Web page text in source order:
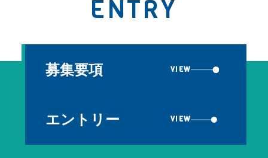
ENTRY
募集要項 VIEW
エントリー VIEW